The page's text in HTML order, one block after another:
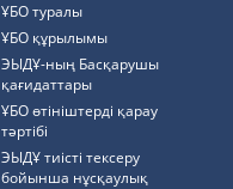
ҰБО туралы
ҰБО құрылымы
ЭЫДҰ-ның Басқарушы
қағидаттары
ҰБО өтініштерді қарау
тәртібі
ЭЫДҰ тиісті тексеру
бойынша нұсқаулық